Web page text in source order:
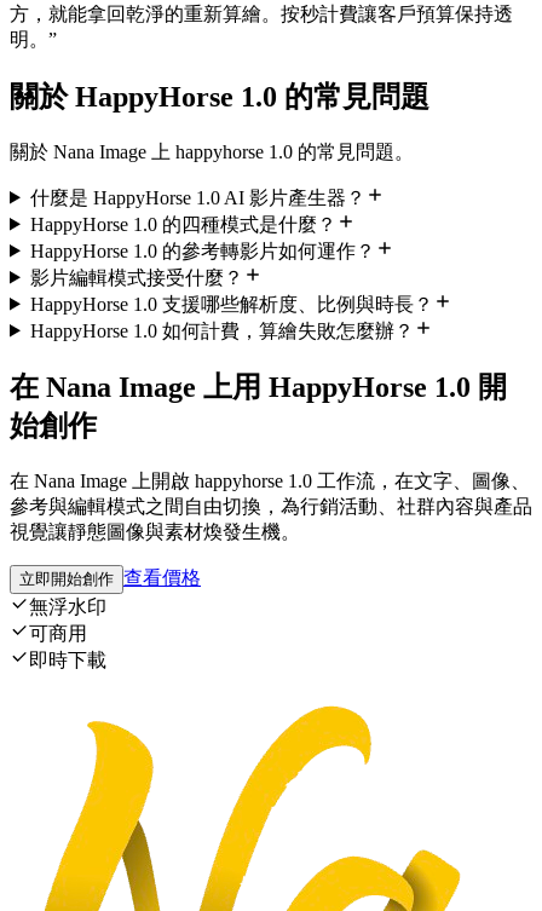
方，就能拿回乾淨的重新算繪。按秒計費讓客戶預算保持透
明。 ”
關於 HappyHorse 1.0 的常見問題
關於 Nana Image 上 happyhorse 1.0 的常見問題。
什麼是 HappyHorse 1.0 AI 影片產生器？
HappyHorse 1.0 的四種模式是什麼？
HappyHorse 1.0 的參考轉影片如何運作？
影片編輯模式接受什麼？
HappyHorse 1.0 支援哪些解析度、比例與時長？
HappyHorse 1.0 如何計費，算繪失敗怎麼辦？
在 Nana Image 上用 HappyHorse 1.0 開
始創作
在 Nana Image 上開啟 happyhorse 1.0 工作流，在文字、圖像、
參考與編輯模式之間自由切換，為行銷活動、社群內容與產品
視覺讓靜態圖像與素材煥發生機。
立即開始創作 查看價格
無浮水印
可商用
即時下載